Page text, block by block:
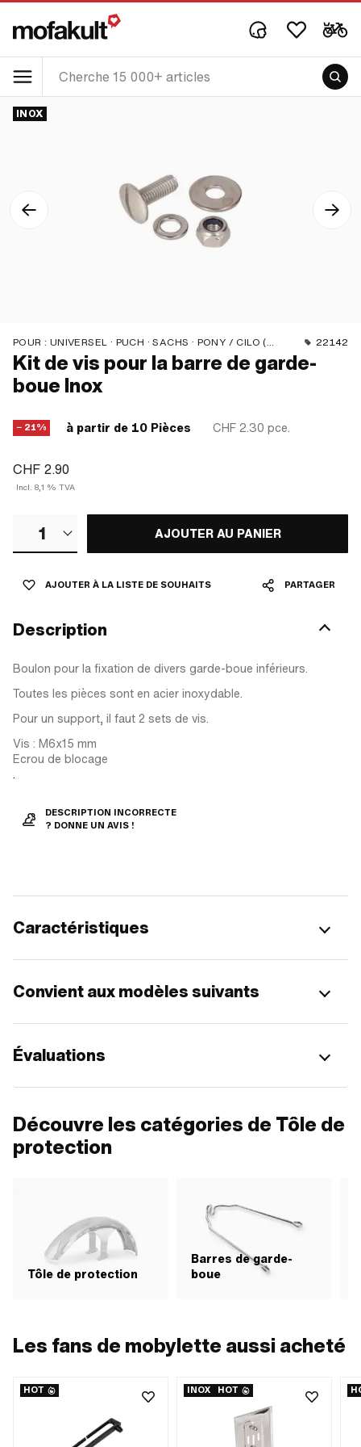
INOX
POUR : UNIVERSEL · PUCH · SACHS · PONY / CILO (BÊTA 521 & 512) 22142
Kit de vis pour la barre de garde-
boue Inox
− 21% à partir de 10 Pièces CHF 2.30 pce.
CHF 2.90
Incl. 8,1 % TVA
1 AJOUTER AU PANIER
AJOUTER À LA LISTE DE SOUHAITS PARTAGER
Description
Boulon pour la fixation de divers garde-boue inférieurs.
Toutes les pièces sont en acier inoxydable.
Pour un support, il faut 2 sets de vis.
Vis : M6x15 mm
Ecrou de blocage
.
DESCRIPTION INCORRECTE
? DONNE UN AVIS !
Caractéristiques
Convient aux modèles suivants
Évaluations
Découvre les catégories de Tôle de
protection
Tôle de protection
Barres de garde-
boue
Les fans de mobylette aussi acheté
HOT INOX HOT